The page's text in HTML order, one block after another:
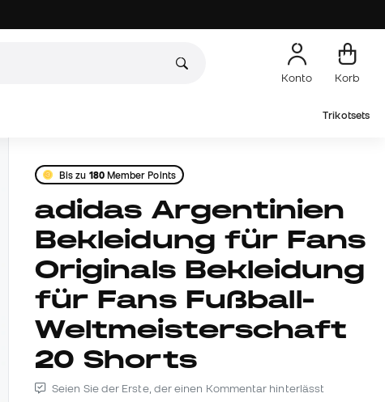
Konto Korb
Trikotsets
Bis zu 180Member Points
adidas Argentinien
Bekleidung für Fans
Originals Bekleidung
für Fans Fußball-
Weltmeisterschaft
20 Shorts
Seien Sie der Erste, der einen Kommentar hinterlässt